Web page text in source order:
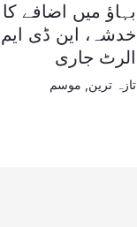
بہاؤ میں اضافے کا
خدشہ، این ڈی ایم
الرٹ جاری
تازہ ترین موسم